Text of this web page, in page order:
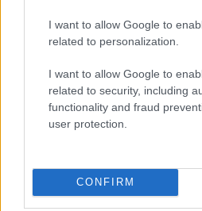
I want to allow Google to
related to personalization.
I want to allow Google to
related to security, including
functionality and fraud
user protection.
CONFIRM
Látványos
Flórián téri